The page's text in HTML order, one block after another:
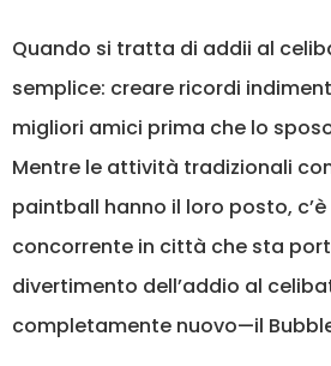
Quando si tratta di addii al
semplice: creare ricordi
migliori amici prima che lo
Mentre le attività tradizionali
paintball hanno il loro posto,
concorrente in città che sta
divertimento dell’addio al
completamente nuovo—il